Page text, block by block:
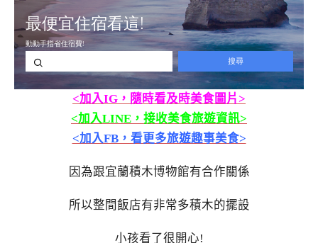
<加入IG，隨時看及時美食圖片>
<加入LINE，接收美食旅遊資訊>
<加入FB，看更多旅遊趣事美食>
因為跟宜蘭積木博物館有合作關係
所以整間飯店有非常多積木的擺設
小孩看了很開心!